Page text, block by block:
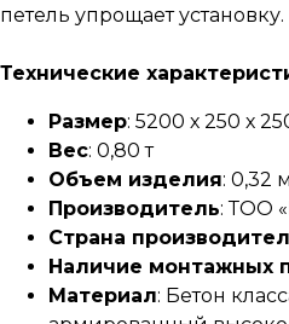
петель упрощает установку.
Технические
Размер: 5200 х 250 х
Вес: 0,80 т
Объем изделия: 0,32
Производитель: ТОО
Страна
Наличие монтажных
Материал: Бетон